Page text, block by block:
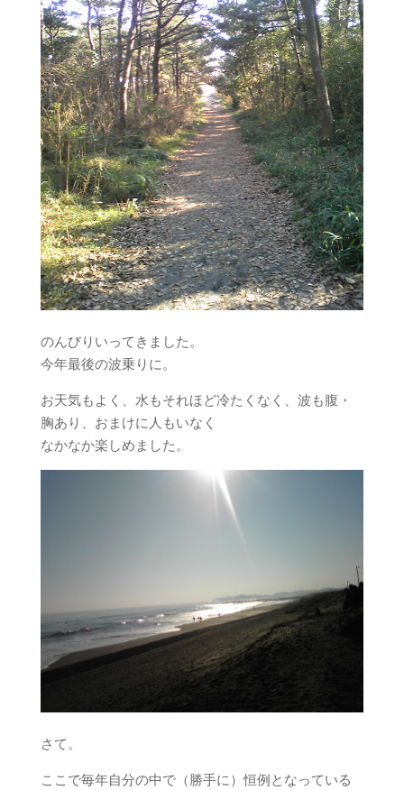
のんびりいってきました。
今年最後の波乗りに。
お天気もよく、水もそれほど冷たくなく、波も腹・
胸あり、おまけに人もいなく
なかなか楽しめました。
さて。
ここで毎年自分の中で（勝手に）恒例となっている